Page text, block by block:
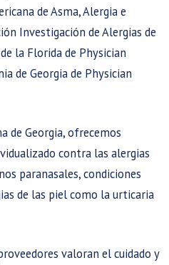
de Asma, Alergia e
Investigación de Alergias de
la Florida de Physician
de Georgia de Physician
de Georgia, ofrecemos
contra las alergias
paranasales, condiciones
de las piel como la urticaria
valoran el cuidado y